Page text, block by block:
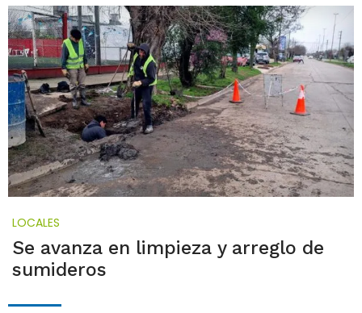
LOCALES
Se avanza en limpieza y arreglo de
sumideros